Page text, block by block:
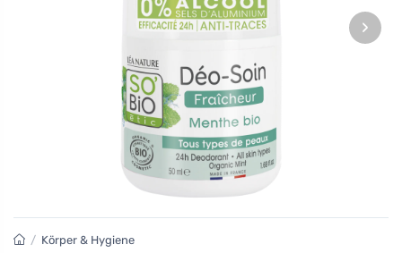
›
/ Körper & Hygiene